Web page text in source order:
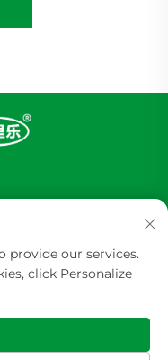
S'abonner
FOIL PACKING
de confidentialité
provide our services.
click Personalize